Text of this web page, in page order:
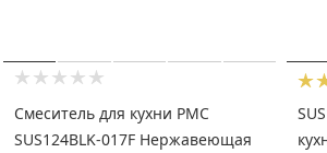
Смеситель для кухни РМС
SUS124BLK-017F Нержавеющая